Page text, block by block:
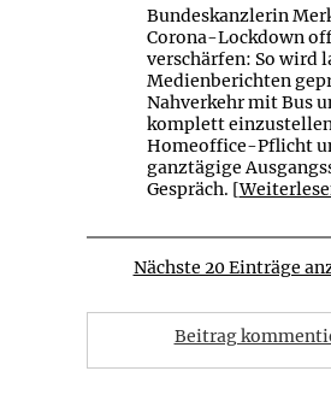
Bundeskanzlerin
Corona-Lockdown
verschärfen: So wird
Medienberichten
Nahverkehr mit Bus
komplett
Homeoffice-Pflicht
ganztägige
Gespräch. [
Nächste 20 Einträge
Beitrag